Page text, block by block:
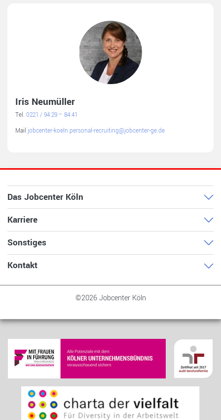
Iris Neumüller
Tel. 0221 / 94 29 – 84 41
Mail jobcenter-koeln.personal-recruiting@jobcenter-ge.de
Das Jobcenter Köln
Karriere
Sonstiges
Kontakt
©2026 Jobcenter Köln